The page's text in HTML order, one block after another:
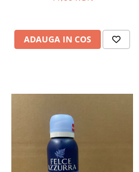
ADAUGA IN COS